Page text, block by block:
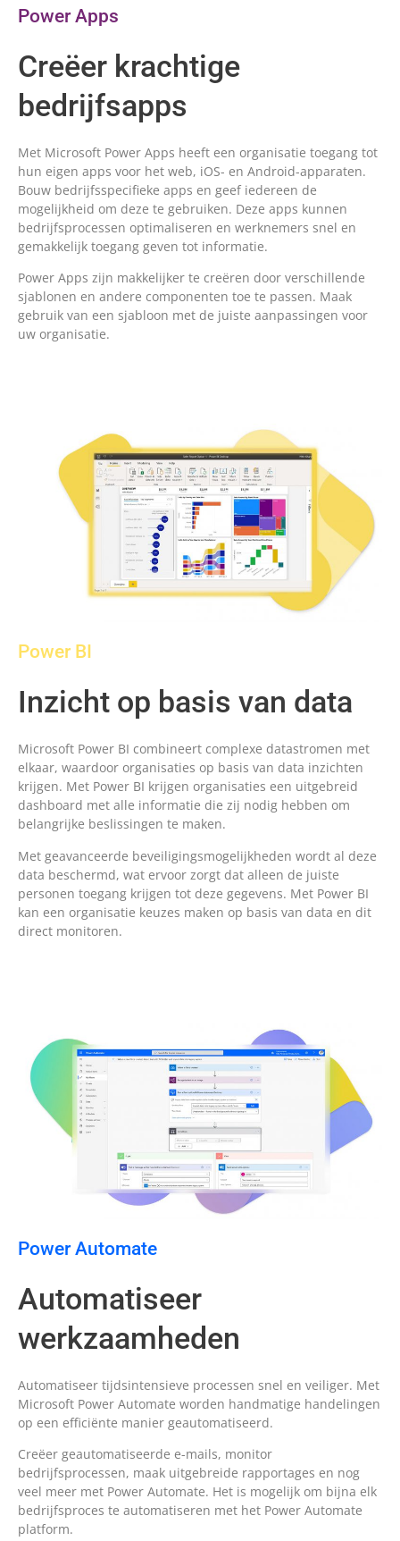
Power Apps
Creëer krachtige
bedrijfsapps
Met Microsoft Power Apps heeft een organisatie toegang tot
hun eigen apps voor het web, iOS- en Android-apparaten.
Bouw bedrijfsspecifieke apps en geef iedereen de
mogelijkheid om deze te gebruiken. Deze apps kunnen
bedrijfsprocessen optimaliseren en werknemers snel en
gemakkelijk toegang geven tot informatie.
Power Apps zijn makkelijker te creëren door verschillende
sjablonen en andere componenten toe te passen. Maak
gebruik van een sjabloon met de juiste aanpassingen voor
uw organisatie.
Power BI
Inzicht op basis van data
Microsoft Power BI combineert complexe datastromen met
elkaar, waardoor organisaties op basis van data inzichten
krijgen. Met Power BI krijgen organisaties een uitgebreid
dashboard met alle informatie die zij nodig hebben om
belangrijke beslissingen te maken.
Met geavanceerde beveiligingsmogelijkheden wordt al deze
data beschermd, wat ervoor zorgt dat alleen de juiste
personen toegang krijgen tot deze gegevens. Met Power BI
kan een organisatie keuzes maken op basis van data en dit
direct monitoren.
Power Automate
Automatiseer
werkzaamheden
Automatiseer tijdsintensieve processen snel en veiliger. Met
Microsoft Power Automate worden handmatige handelingen
op een efficiënte manier geautomatiseerd.
Creëer geautomatiseerde e-mails, monitor
bedrijfsprocessen, maak uitgebreide rapportages en nog
veel meer met Power Automate. Het is mogelijk om bijna elk
bedrijfsproces te automatiseren met het Power Automate
platform.